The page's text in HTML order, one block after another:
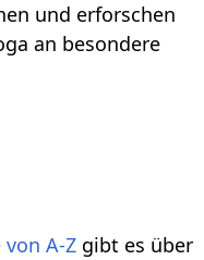
und erforschen
an besondere
von A-Z gibt es über